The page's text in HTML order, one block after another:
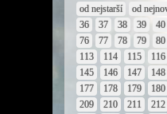
od nejstarší
od
36
37 38 39
40
76
77 78 79
80
113
114 115
116
145
146 147
148
177
178 179
180
209
210 211
212